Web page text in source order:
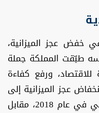
عجز الميزانية،
طبّقت المملكة جملة
للاقتصاد، ورفع كفاءة
عجز الميزانية إلى
نحو %5.9 من إجمالي الناتج المحلي في عام 2018، مقابل